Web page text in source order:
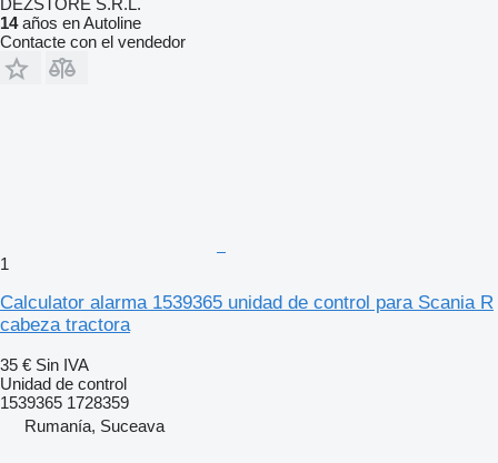
14años en Autoline
Contacte con el vendedor
1
Calculator alarma 1539365 unidad de control para Scania R
cabeza tractora
35 € Sin IVA
Unidad de control
1539365 1728359
Rumanía, Suceava